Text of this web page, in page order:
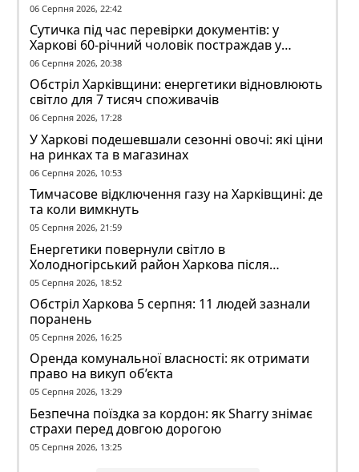
06 Серпня 2026, 22:42
Сутичка під час перевірки документів: у
Харкові 60-річний чоловік постраждав у
конфлікті з ТЦК
06 Серпня 2026, 20:38
Обстріл Харківщини: енергетики відновлюють
світло для 7 тисяч споживачів
06 Серпня 2026, 17:28
У Харкові подешевшали сезонні овочі: які ціни
на ринках та в магазинах
06 Серпня 2026, 10:53
Тимчасове відключення газу на Харківщині: де
та коли вимкнуть
05 Серпня 2026, 21:59
Енергетики повернули світло в
Холодногірський район Харкова після
ворожого обстрілу
05 Серпня 2026, 18:52
Обстріл Харкова 5 серпня: 11 людей зазнали
поранень
05 Серпня 2026, 16:25
Оренда комунальної власності: як отримати
право на викуп об’єкта
05 Серпня 2026, 13:29
Безпечна поїздка за кордон: як Sharry знімає
страхи перед довгою дорогою
05 Серпня 2026, 13:25